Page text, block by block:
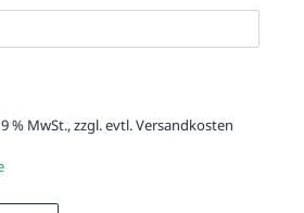
% MwSt., zzgl. evtl.Versandkosten